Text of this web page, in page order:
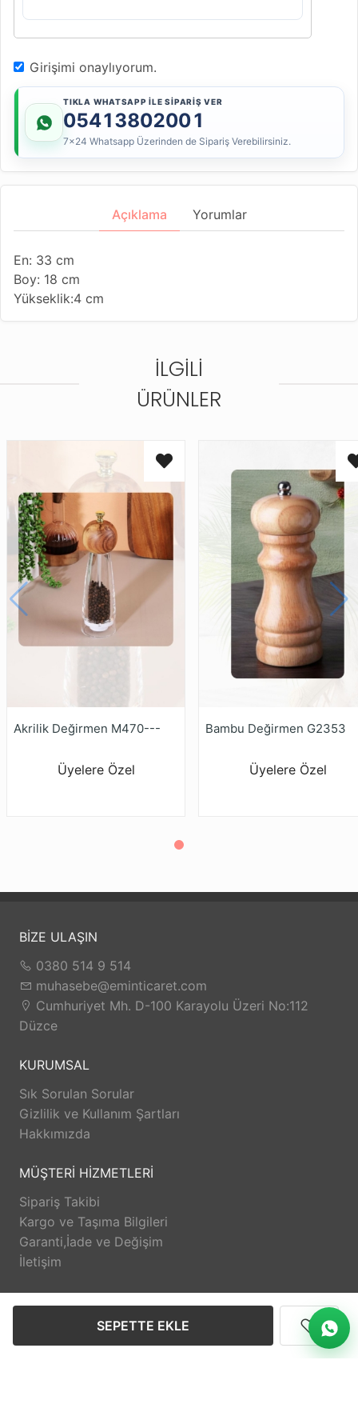
Girişimi onaylıyorum.
TIKLA WHATSAPP İLE SİPARİŞ VER
05413802001
7x24 Whatsapp Üzerinden de Sipariş Verebilirsiniz.
SEPETTE EKLE
Açıklama Yorumlar
En: 33 cm
Boy: 18 cm
Yükseklik:4 cm
İLGILI
ÜRÜNLER
Akrilik Değirmen M470---
Üyelere Özel
Bambu Değirmen G2353
Üyelere Özel
BİZE ULAŞIN
0380 514 9 514
muhasebe@eminticaret.com
Cumhuriyet Mh. D-100 Karayolu Üzeri No:112
Düzce
KURUMSAL
Sık Sorulan Sorular
Gizlilik ve Kullanım Şartları
Hakkımızda
MÜŞTERİ HİZMETLERİ
Sipariş Takibi
Kargo ve Taşıma Bilgileri
Garanti,İade ve Değişim
İletişim
@eminzuccaciyeduzce
Anasayfa Üye Girişi Sipariş Takibi İletişim